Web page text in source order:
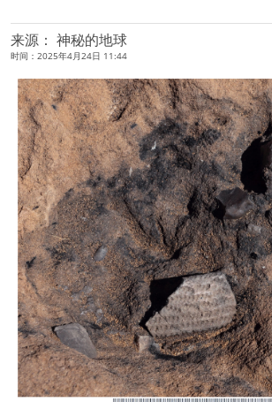
来源： 神秘的地球
时间：2025年4月24日 11:44